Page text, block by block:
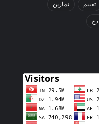
تقييم تمارين